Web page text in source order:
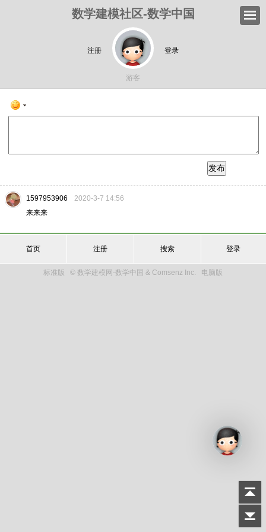
数学建模社区-数学中国
注册 登录
游客
发布
1597953906
2020-3-7 14:56
来来来
首页 注册 搜索 登录
标准版 © 数学建模网-数学中国 & Comsenz Inc. 电脑版